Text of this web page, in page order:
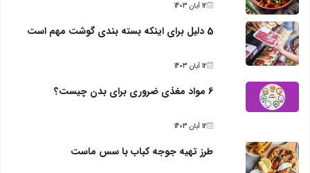
12 آبان 1403
5 دلیل برای اینکه بسته بندی گوشت مهم است
12 آبان 1403
6 مواد مغذی ضروری برای بدن چیست؟
12 آبان 1403
طرز تهیه جوجه کباب با سس ماست